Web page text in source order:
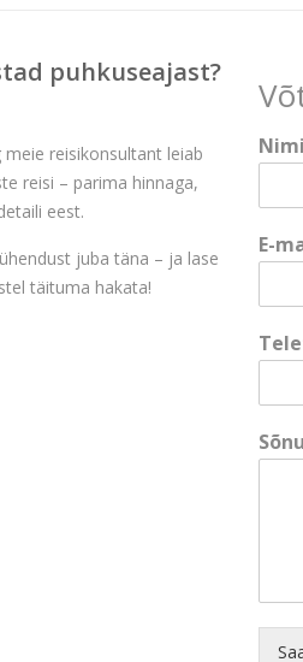
puhkuseajast?
meie reisikonsultant leiab
reisi – parima hinnaga,
eest.
juba täna – ja lase
täituma hakata!
Nimi
E-
E
-
a
i
l
l
*